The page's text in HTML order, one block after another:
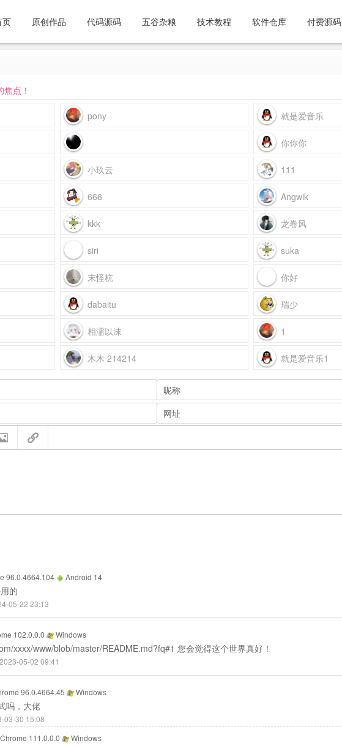
页 原创作品 代码源码 五谷杂粮 技术教程 软件仓库 付费源码
点！
pony 就是爱音乐
你你你
小玖云 111
666 Angwik
kkk 龙卷风
siri suka
末怪杭 你好
dabaitu 瑞少
相濡以沫 1
木木 214214 就是爱音乐1
96.0.4664.104 Android 14
的
05-22 23:13
102.0.0.0 Windows
xxxx/www/blob/master/README.md?fq#1 您会觉得这个世界真好！
2023-05-02 09:41
96.0.4664.45 Windows
吗，大佬
03-30 15:08
Chrome 111.0.0.0 Windows